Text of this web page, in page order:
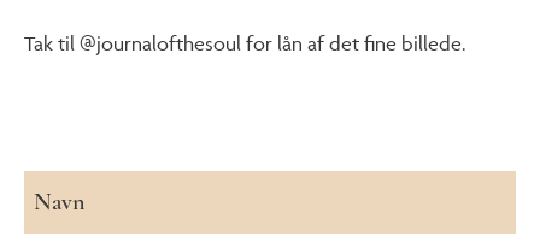
Tak til @journalofthesoul for lån af det fine billede.